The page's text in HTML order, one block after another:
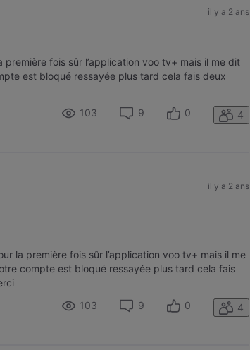
il y a 2 ans
première fois sûr l’application voo tv+ mais il me dit
est bloqué ressayée plus tard cela fais deux
103
9 0 4
il y a 2 ans
la première fois sûr l’application voo tv+ mais il me
compte est bloqué ressayée plus tard cela fais
103
9 0 4